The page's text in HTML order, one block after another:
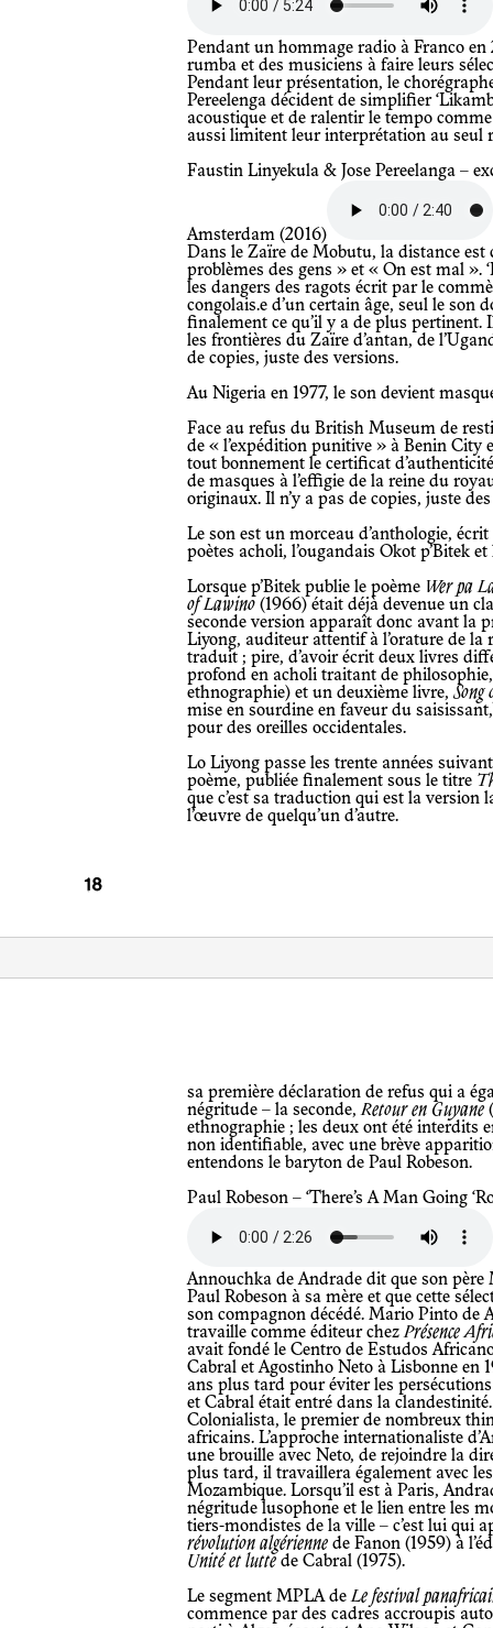
Pendant un hommage radio à Franco en 2016, j’ai invité des historiens de la
rumba et des musiciens à faire leurs
Pendant leur présentation, le
Pereelenga décident de simplifier
acoustique et de ralentir le tempo
aussi limitent leur interprétation au seul
Faustin Linyekula & Jose Pereelanga – excerpt from Tribute to Franco, PASS in
Amsterdam (2016)
Dans le Zaïre de Mobutu, la distance est courte entre « passez sous silence les
problèmes des gens » et « On est mal ».
les dangers des ragots écrit par le
congolais.e d’un certain âge, seul le son
finalement ce qu’il y a de plus
les frontières du Zaïre d’antan, de
de copies, juste des versions.
Au Nigeria en 1977, le son devient
Face au refus du British Museum de restituer le masque de la reine Idia volé lors
de « l’expédition punitive » à Benin City
tout bonnement le certificat
de masques à l’effigie de la reine du
originaux. Il n’y a pas de copies, juste
Le son est un morceau d’anthologie, écrit à trente ans d’intervalle, par deux
poètes acholi, l’ougandais Okot p’Bitek
Lorsque p’Bitek publie le poème Wer pa
of Lawino (1966) était déjà devenue un
seconde version apparaît donc avant la
Liyong, auditeur attentif à l’orature de la
traduit ; pire, d’avoir écrit deux livres
profond en acholi traitant de
ethnographie) et un deuxième livre,Song
mise en sourdine en faveur du
pour des oreilles occidentales.
Lo Liyong passe les trente années suivantes à améliorer la traduction anglaise du
poème, publiée finalement sous le titre
que c’est sa traduction qui est la
l’œuvre de quelqu’un d’autre.
sa première déclaration de refus qui a également introduit le mouvement de la
négritude – la seconde,Retour en Guyane
ethnographie ; les deux ont été interdits
non identifiable, avec une brève
entendons le baryton de Paul Robeson.
Paul Robeson – ‘There’s A Man Going
Annouchka de Andrade dit que son père Mario a fait découvrir la musique de
Paul Robeson à sa mère et que cette
son compagnon décédé. Mario Pinto de
travaille comme éditeur chezPrésence
avait fondé le Centro de Estudos
Cabral et Agostinho Neto à Lisbonne en
ans plus tard pour éviter les
et Cabral était entré dans la
Colonialista, le premier de nombreux
africains. L’approche internationaliste
une brouille avec Neto, de rejoindre la
plus tard, il travaillera également avec
Mozambique. Lorsqu’il est à Paris,
négritude lusophone et le lien entre les
tiers-mondistes de la ville – c’est lui qui
révolution algérienne de Fanon (1959) à
Unité et lutte de Cabral (1975).
Le segment MPLA deLe festival
commence par des cadres accroupis